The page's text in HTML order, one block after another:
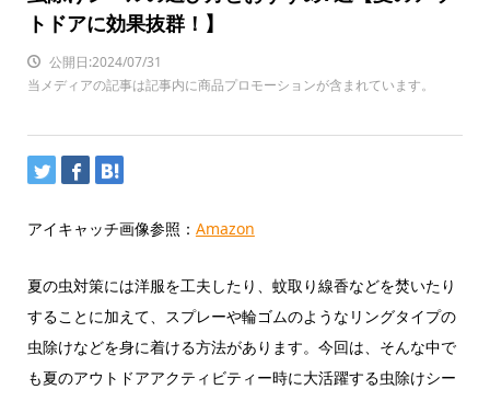
トドアに効果抜群！】
公開日:2024/07/31
当メディアの記事は記事内に商品プロモーションが含まれています。
アイキャッチ画像参照： Amazon
夏の虫対策には洋服を工夫したり、蚊取り線香などを焚いたり
することに加えて、スプレーや輪ゴムのようなリングタイプの
虫除けなどを身に着ける方法があります。今回は、そんな中で
も夏のアウトドアアクティビティー時に大活躍する虫除けシー